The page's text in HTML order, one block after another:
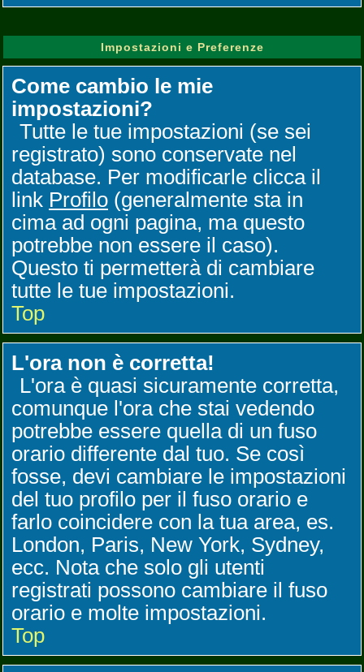
Impostazioni e Preferenze
Come cambio le mie
impostazioni?
Tutte le tue impostazioni (se sei
registrato) sono conservate nel
database. Per modificarle clicca il
link Profilo (generalmente sta in
cima ad ogni pagina, ma questo
potrebbe non essere il caso).
Questo ti permetterà di cambiare
tutte le tue impostazioni.
Top
L'ora non è corretta!
L'ora è quasi sicuramente corretta,
comunque l'ora che stai vedendo
potrebbe essere quella di un fuso
orario differente dal tuo. Se così
fosse, devi cambiare le impostazioni
del tuo profilo per il fuso orario e
farlo coincidere con la tua area, es.
London, Paris, New York, Sydney,
ecc. Nota che solo gli utenti
registrati possono cambiare il fuso
orario e molte impostazioni.
Top